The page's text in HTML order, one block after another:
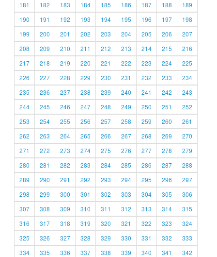
181
182 183 184 185 186 187 188
189
190
191 192 193 194 195 196 197
198
199
200 201 202 203 204 205 206
207
208
209 210 211 212 213 214 215
216
217
218 219 220 221 222 223 224
225
226
227 228 229 230 231 232 233
234
235
236 237 238 239 240 241 242
243
244
245 246 247 248 249 250 251
252
253
254 255 256 257 258 259 260
261
262
263 264 265 266 267 268 269
270
271
272 273 274 275 276 277 278
279
280
281 282 283 284 285 286 287
288
289
290 291 292 293 294 295 296
297
298
299 300 301 302 303 304 305
306
307
308 309 310 311 312 313 314
315
316
317 318 319 320 321 322 323
324
325
326 327 328 329 330 331 332
333
334
335 336 337 338 339 340 341 342